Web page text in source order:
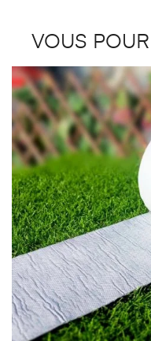
VOUS